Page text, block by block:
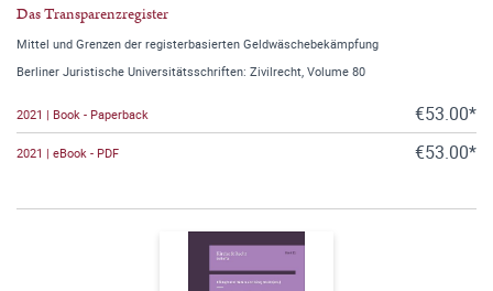
Das Transparenzregister
Mittel und Grenzen der registerbasierten Geldwäschebekämpfung
Berliner Juristische Universitätsschriften: Zivilrecht, Volume 80
2021 | Book - Paperback €53.00*
2021 | eBook - PDF €53.00*